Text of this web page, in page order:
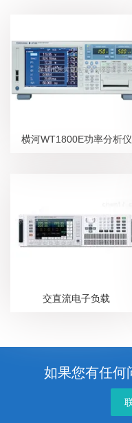
横河WT1800E功率分析仪
交直流电子负载
如果您有任何